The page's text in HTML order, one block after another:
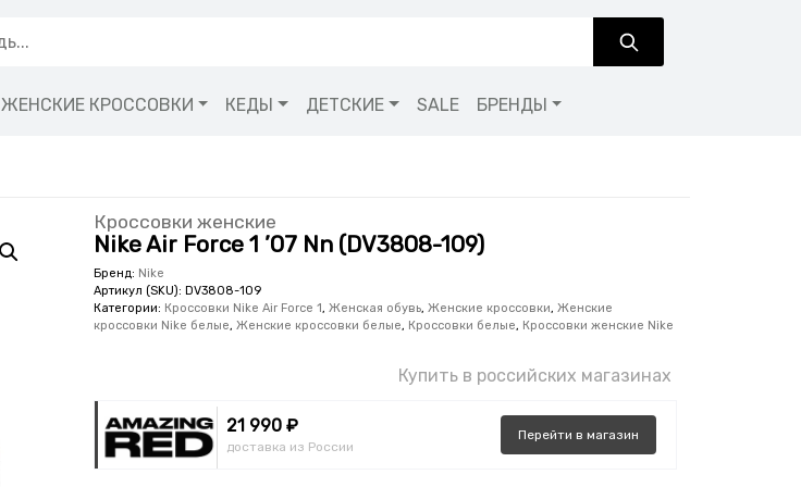
ЖЕНСКИЕ КРОССОВКИ КЕДЫ ДЕТСКИЕ SALE БРЕНДЫ
Кроссовки женские
Nike Air Force 1 ’07 Nn (DV3808-109)
Бренд: Nike
Артикул (SKU):DV3808-109
Категории: Кроссовки Nike Air Force 1,Женская обувь,Женские кроссовки,Женские
кроссовки Nike белые,Женские кроссовки белые, Кроссовки белые, Кроссовки женские Nike
Купить в российских магазинах
21 990 ₽
доставка из России
Перейти в магазин